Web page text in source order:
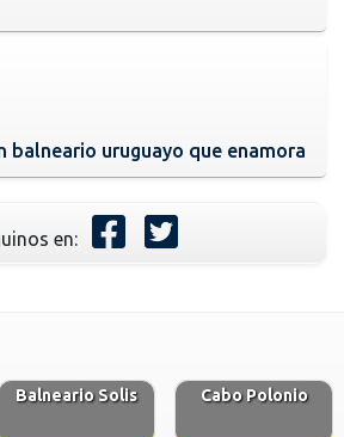
balneario uruguayo que enamora
en:
Balneario Solis Cabo Polonio